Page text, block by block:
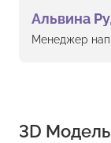
Альвина
Менеджер
3D Модель